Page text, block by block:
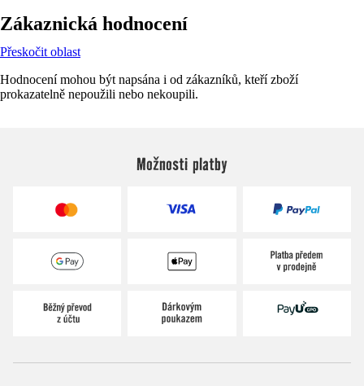
Zákaznická hodnocení
Přeskočit oblast
Hodnocení mohou být napsána i od zákazníků, kteří zboží
prokazatelně nepoužili nebo nekoupili.
Možnosti platby